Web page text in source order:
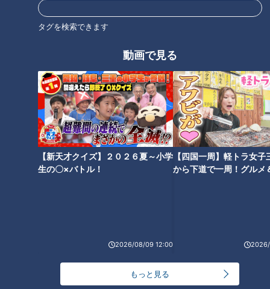
タグを検索できます
動画で見る
【新天才クイズ】２０２６夏～小学
生の〇×バトル！
2026/08/09 12:00
【四国一周】軽トラ女子
から下道で一周！グルメ
もっと見る
NEW